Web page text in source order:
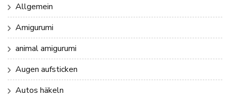
Allgemein
Amigurumi
animal amigurumi
Augen aufsticken
Autos häkeln